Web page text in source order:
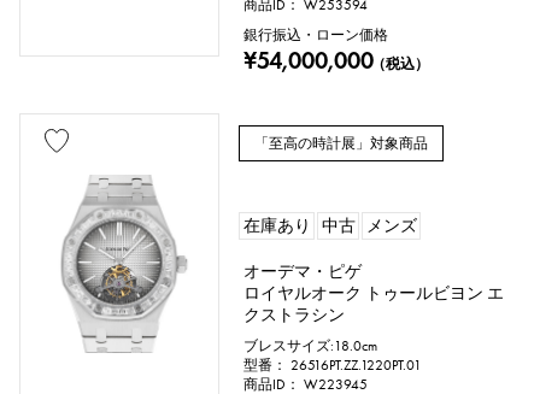
商品ID： W253594
銀行振込・ローン価格
¥54,000,000（税込）
「至高の時計展」対象商品
在庫あり 中古 メンズ
オーデマ・ピゲ
ロイヤルオーク トゥールビヨン エ
クストラシン
ブレスサイズ:18.0cm
型番： 26516PT.ZZ.1220PT.01
商品ID： W223945